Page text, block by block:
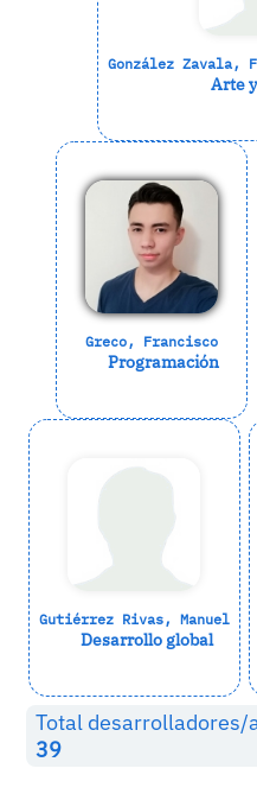
González Zavala,
Arte
Greco, Francisco
Programación
Gutiérrez Rivas, Manuel
Desarrollo global
Total desarrolladores/
39